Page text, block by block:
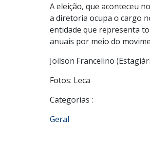
A eleição, que aconteceu
a diretoria ocupa o cargo
entidade que representa
anuais por meio do
Joilson Francelino
Fotos: Leca
Categorias :
Geral